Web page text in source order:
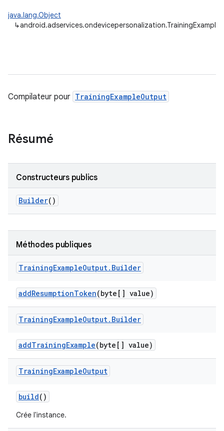
java.lang.Object
↳
Compilateur pour TrainingExampleOutput
Résumé
Constructeurs publics
Builder()
Méthodes publiques
TrainingExampleOutput. Builder
addResumptionToken(byte[] value)
TrainingExampleOutput. Builder
addTrainingExample(byte[] value)
TrainingExampleOutput
build()
Crée l'instance.